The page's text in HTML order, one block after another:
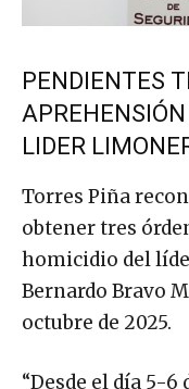
PENDIENTES
LIDER
Torres Piña
obtener tres
homicidio del
Bernardo Bravo
octubre de 2025.
“Desde el día 5-